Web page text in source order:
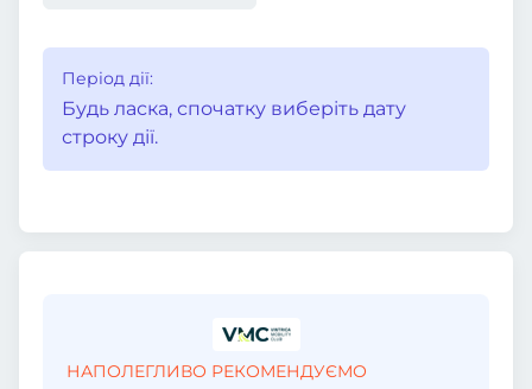
Період дії:
Будь ласка, спочатку виберіть дату
строку дії.
НАПОЛЕГЛИВО РЕКОМЕНДУЄМО